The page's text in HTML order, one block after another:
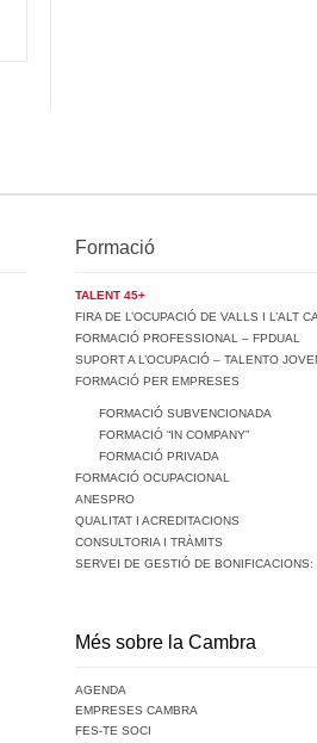
Formació
TALENT 45+
FIRA DE L’OCUPACIÓ DE VALLS I L’ALT
FORMACIÓ PROFESSIONAL – FPDUAL
SUPORT A L’OCUPACIÓ – TALENTO
FORMACIÓ PER EMPRESES
FORMACIÓ SUBVENCIONADA
FORMACIÓ “IN COMPANY”
FORMACIÓ PRIVADA
FORMACIÓ OCUPACIONAL
ANESPRO
QUALITAT I ACREDITACIONS
CONSULTORIA I TRÀMITS
SERVEI DE GESTIÓ DE BONIFICACIONS:
Més sobre la Cambra
AGENDA
EMPRESES CAMBRA
FES-TE SOCI